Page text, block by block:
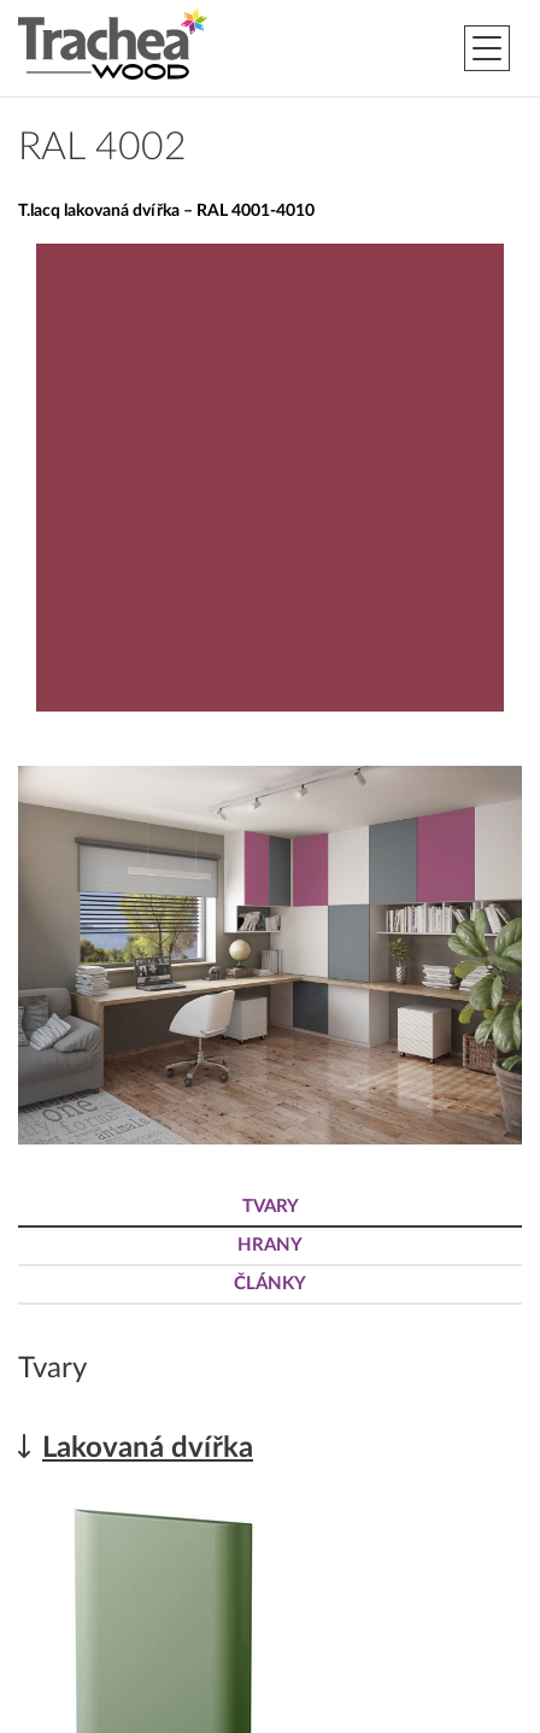
RAL 4002
T.lacq lakovaná dvířka – RAL 4001-4010
TVARY
HRANY
ČLÁNKY
Tvary
Lakovaná dvířka